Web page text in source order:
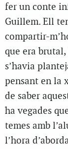
fer un conte
Guillem. Ell
compartir-
que era
s’havia
pensant en la
de saber
ha vegades
temes amb
l’hora